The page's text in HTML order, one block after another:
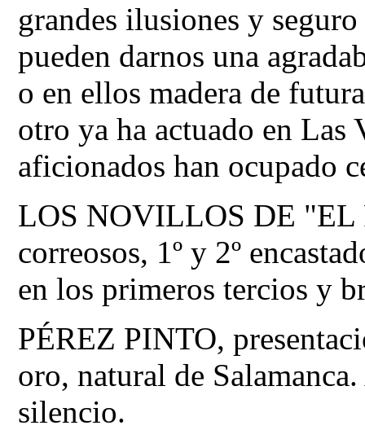
grandes ilusiones y
pueden darnos una
o en ellos madera de
otro ya ha actuado en Las
aficionados han ocupado
LOS NOVILLOS DE "EL
correosos, 1º y 2º
en los primeros tercios y
PÉREZ PINTO,
oro, natural de
silencio.